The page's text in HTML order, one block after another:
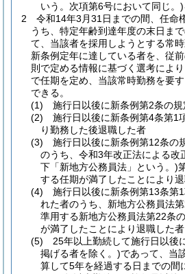
いう。次項第6号において同じ。)
2
令和14年3月31日までの間、任命
うち、特定年齢到達年度の末日ま
て、当該者を採用しようとする常
新条例定年に達している者を、従
則で定める情報に基づく選考によ
で任期を定め、当該常時勤務を要
できる。
(1)
施行日以後に新条例第2条の
(2)
施行日以後に新条例第4条第1
り勤務した後退職した者
(3)
施行日以後に新条例第12条の
のうち、令和3年改正法による改
下「新地方公務員法」という。)
する任期が満了したことにより
(4)
施行日以後に新条例第13条第
れた者のうち、新地方公務員法
準用する新地方公務員法第22条
が満了したことにより退職した者
(5)
25年以上勤続して施行日以後
掲げる者を除く。)であって、当
算して5年を経過する日までの間